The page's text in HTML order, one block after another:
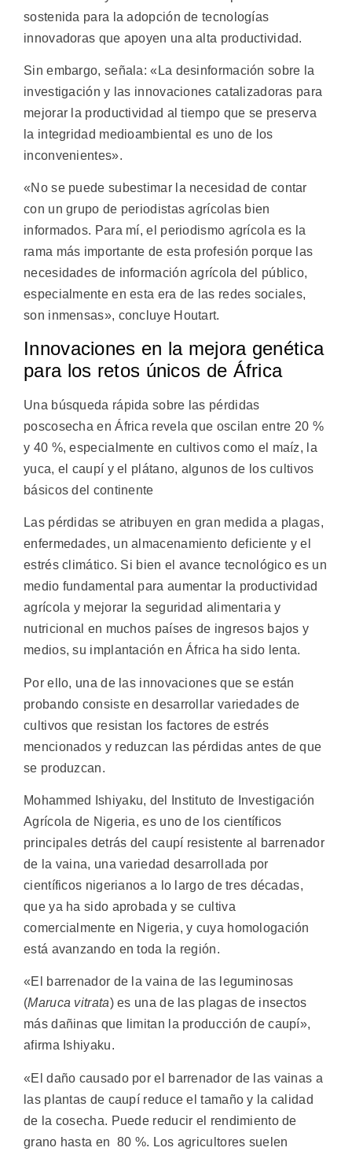
sostenida para la adopción de tecnologías
innovadoras que apoyen una alta productividad.
Sin embargo, señala: «La desinformación sobre la
investigación y las innovaciones catalizadoras para
mejorar la productividad al tiempo que se preserva
la integridad medioambiental es uno de los
inconvenientes».
«No se puede subestimar la necesidad de contar
con un grupo de periodistas agrícolas bien
informados. Para mí, el periodismo agrícola es la
rama más importante de esta profesión porque las
necesidades de información agrícola del público,
especialmente en esta era de las redes sociales,
son inmensas», concluye Houtart.
Innovaciones en la mejora genética
para los retos únicos de África
Una búsqueda rápida sobre las pérdidas
poscosecha en África revela que oscilan entre 20 %
y 40 %, especialmente en cultivos como el maíz, la
yuca, el caupí y el plátano, algunos de los cultivos
básicos del continente
Las pérdidas se atribuyen en gran medida a plagas,
enfermedades, un almacenamiento deficiente y el
estrés climático. Si bien el avance tecnológico es un
medio fundamental para aumentar la productividad
agrícola y mejorar la seguridad alimentaria y
nutricional en muchos países de ingresos bajos y
medios, su implantación en África ha sido lenta.
Por ello, una de las innovaciones que se están
probando consiste en desarrollar variedades de
cultivos que resistan los factores de estrés
mencionados y reduzcan las pérdidas antes de que
se produzcan.
Mohammed Ishiyaku, del Instituto de Investigación
Agrícola de Nigeria, es uno de los científicos
principales detrás del caupí resistente al barrenador
de la vaina, una variedad desarrollada por
científicos nigerianos a lo largo de tres décadas,
que ya ha sido aprobada y se cultiva
comercialmente en Nigeria, y cuya homologación
está avanzando en toda la región.
«El barrenador de la vaina de las leguminosas
(Maruca vitrata) es una de las plagas de insectos
más dañinas que limitan la producción de caupí»,
afirma Ishiyaku.
«El daño causado por el barrenador de las vainas a
las plantas de caupí reduce el tamaño y la calidad
de la cosecha. Puede reducir el rendimiento de
grano hasta en 80 %. Los agricultores suelen